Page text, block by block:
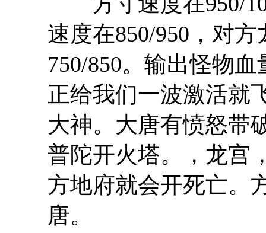
速度在850/950，对
750/850。输出怪物
正给我们一波激活就
大神。大唐有愤怒带
普陀开火塔。，龙宫
方地府就会开死亡。
唐。